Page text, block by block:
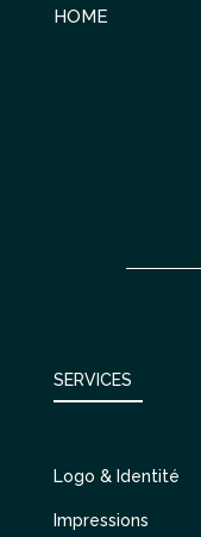
HOME
SERVICES
Logo & Identité
Impressions